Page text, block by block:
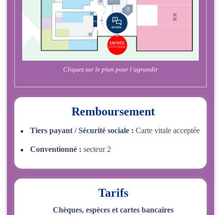
Cliquez sur le plan pour l’agrandir
Remboursement
Tiers payant / Sécurité sociale : Carte vitale acceptée
Conventionné : secteur 2
Tarifs
Chèques, espèces et cartes bancaires